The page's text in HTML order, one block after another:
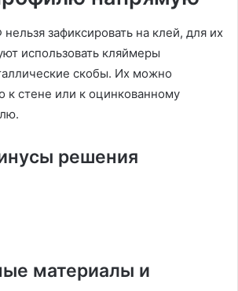
зафиксировать на клей, для их
использовать кляймеры
скобы. Их можно
к стене или к оцинкованному
решения
материалы и